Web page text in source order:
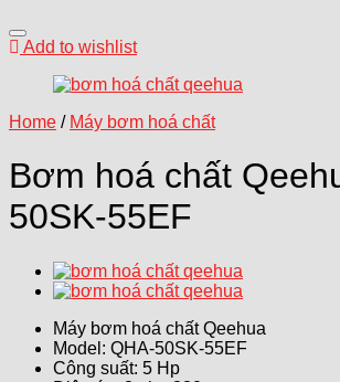
Add to wishlist
Home / Máy bơm hoá chất
Bơm hoá chất
50SK-55EF
Máy bơm hoá chất Qeehua
Model: QHA-50SK-55EF
Công suất: 5 Hp